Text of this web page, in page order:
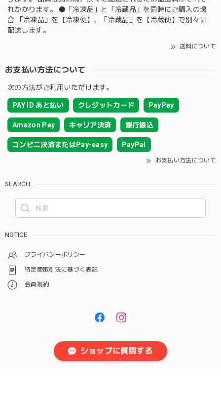
れかかります。 ⚫️「冷凍品」と「冷蔵品」を同時にご購入の場
合 「冷凍品」を【冷凍便】、「冷蔵品」を【冷蔵便】で別々に
配送します。
送料について
お支払い方法について
次の方法がご利用いただけます。
PAY ID あと払い クレジットカード PayPay
Amazon Pay キャリア決済 銀行振込
コンビニ決済またはPay-easy PayPal
お支払い方法について
SEARCH
NOTICE
プライバシーポリシー
特定商取引法に基づく表記
会員規約
ショップに質問する